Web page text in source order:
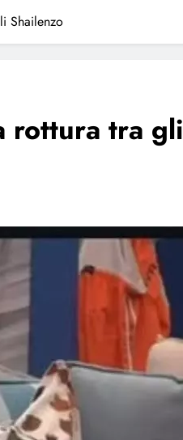
Shailenzo
rottura tra gli